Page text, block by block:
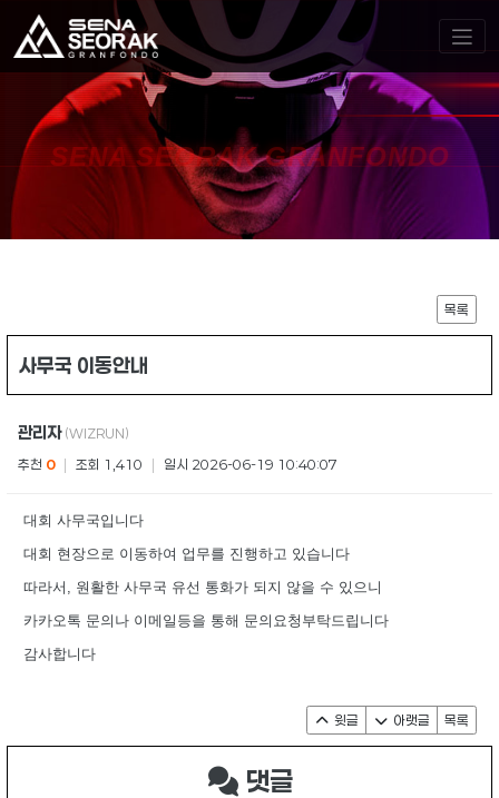
SENA SEORAK GRANFONDO
목록
사무국 이동안내
관리자 (WIZRUN)
추천 0 조회 1,410 일시 2026-06-19 10:40:07
대회 사무국입니다
대회 현장으로 이동하여 업무를 진행하고 있습니다
따라서, 원활한 사무국 유선 통화가 되지 않을 수 있으니
카카오톡 문의나 이메일등을 통해 문의요청부탁드립니다
감사합니다
윗글 아랫글 목록
댓글